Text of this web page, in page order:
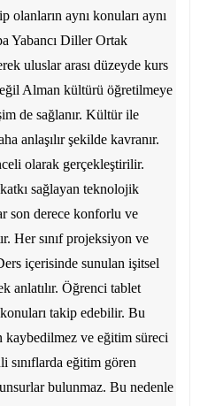
olanların aynı konuları aynı
Yabancı Diller Ortak
uluslar arası düzeyde kurs
Alman kültürü öğretilmeye
de sağlanır. Kültür ile
anlaşılır şekilde kavranır.
olarak gerçekleştirilir.
sağlayan teknolojik
son derece konforlu ve
Her sınıf projeksiyon ve
içerisinde sunulan işitsel
anlatılır. Öğrenci tablet
takip edebilir. Bu
kaybedilmez ve eğitim süreci
sınıflarda eğitim gören
bulunmaz. Bu nedenle